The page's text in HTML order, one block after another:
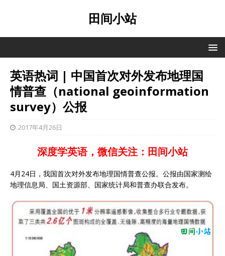
田间小站
英语热词 | 中国首次对外发布地理国
情普查（national geoinformation
survey）公报
2017年4月26日
深度学英语，微信关注：田间小站
4月24日，我国首次对外发布地理国情普查公报。公报由国家测绘
地理信息局、国土资源部、国家统计局和普查办联合发布。